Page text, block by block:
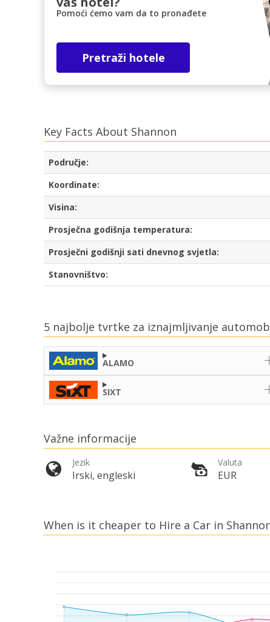
Pomoći ćemo vam da to pronađete
Pretraži hotele
Key Facts About Shannon
Područje:
Koordinate:
Visina:
Prosječna godišnja temperatura:
Prosječni godišnji sati dnevnog svjetla:
Stanovništvo:
5 najbolje tvrtke za iznajmljivanje
ALAMO
SIXT
Važne informacije
Jezik
Irski, engleski
Valuta
EUR
When is it cheaper to Hire a Car in